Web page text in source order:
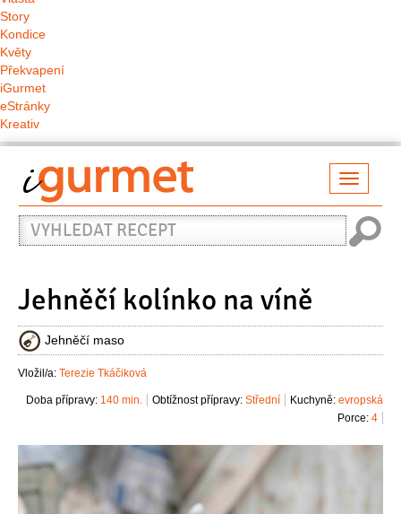
Story
Kondice
Květy
Překvapení
iGurmet
eStránky
Kreativ
Vyhledat
recept
Jehněčí kolínko na víně
Jehněčí maso
Vložil/a: Terezie Tkáčiková
Kuchyně: evropská
Obtížnost přípravy: Střední
Doba přípravy: 140 min.
Porce: 4